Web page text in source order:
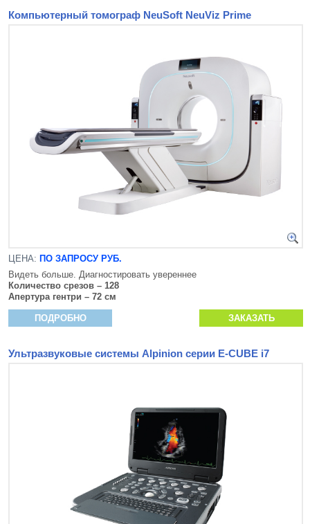
Компьютерный томограф NeuSoft NeuViz Prime
ЦЕНА: ПО ЗАПРОСУ РУБ.
Видеть больше. Диагностировать увереннее
Количество срезов – 128
Апертура гентри – 72 см
ПОДРОБНО ЗАКАЗАТЬ
Ультразвуковые системы Alpinion серии E-CUBE i7